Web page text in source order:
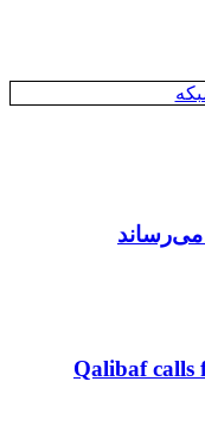
می‌رساند
Qalibaf calls